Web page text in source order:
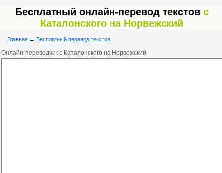
Бесплатный онлайн-перевод текстов с
Каталонского на Норвежский
Главная → Бесплатный перевод текстов
Онлайн-переводчик с Каталонского на Норвежский